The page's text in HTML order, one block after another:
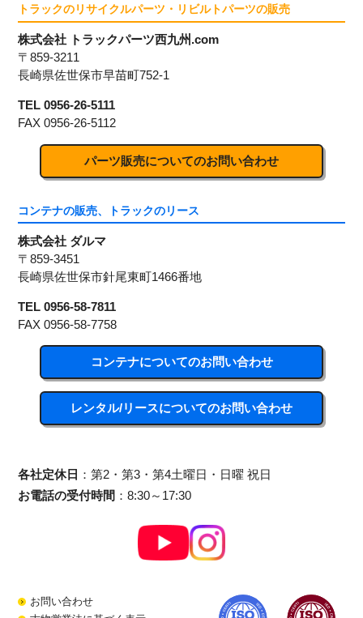
トラックのリサイクルパーツ・リビルトパーツの販売
株式会社 トラックパーツ西九州.com
〒859-3211
長崎県佐世保市早苗町752-1
TEL 0956-26-5111
FAX 0956-26-5112
パーツ販売についてのお問い合わせ
コンテナの販売、トラックのリース
株式会社 ダルマ
〒859-3451
長崎県佐世保市針尾東町1466番地
TEL 0956-58-7811
FAX 0956-58-7758
コンテナについてのお問い合わせ
レンタル/リースについてのお問い合わせ
各社定休日 ：第2・第3・第4土曜日・日曜 祝日
お電話の受付時間 ：8:30～17:30
お問い合わせ